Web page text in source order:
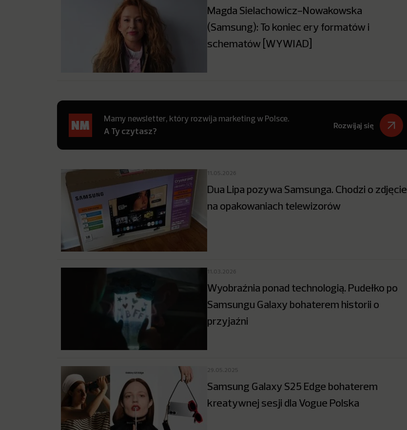
Magda Sielachowicz-Nowakowska
(Samsung): To koniec ery formatów i
schematów [WYWIAD]
Mamy newsletter, który rozwija marketing w Polsce.
A Ty czytasz?
Rozwijaj się
11.05.2026
Dua Lipa pozywa Samsunga. Chodzi o zdjęcie
na opakowaniach telewizorów
11.03.2026
Wyobraźnia ponad technologią. Pudełko po
Samsungu Galaxy bohaterem historii o
przyjaźni
29.05.2025
Samsung Galaxy S25 Edge bohaterem
kreatywnej sesji dla Vogue Polska